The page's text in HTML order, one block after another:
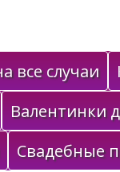
все случаи
Валентинки
Свадебные